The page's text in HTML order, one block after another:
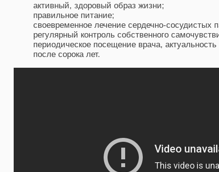
активный, здоровый образ жизни;
правильное питание;
своевременное лечение сердечно-сосудистых
регулярный контроль собственного
периодическое посещение врача, актуальность
после сорока лет.